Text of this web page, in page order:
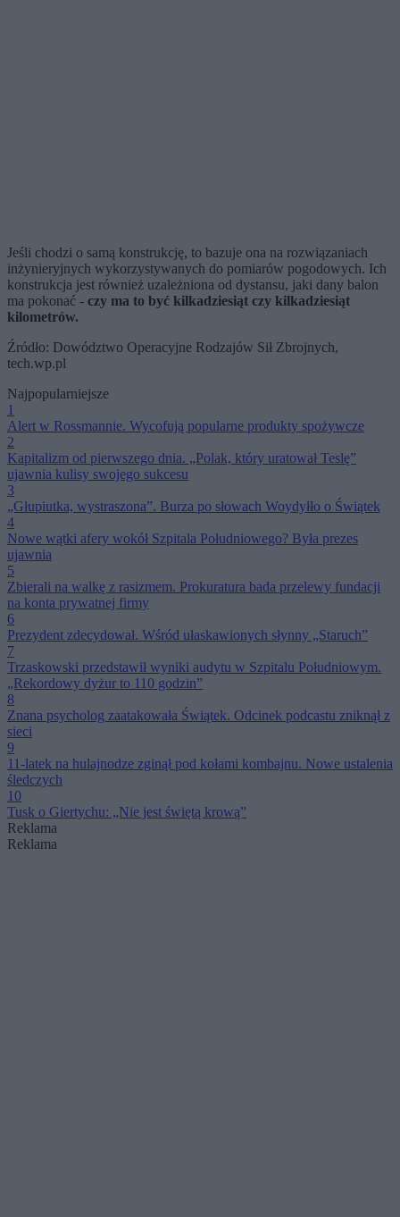
Jeśli chodzi o samą konstrukcję, to bazuje ona na rozwiązaniach
inżynieryjnych wykorzystywanych do pomiarów pogodowych. Ich
konstrukcja jest również uzależniona od dystansu, jaki dany balon
ma pokonać - czy ma to być kilkadziesiąt czy kilkadziesiąt
kilometrów.
Źródło: Dowództwo Operacyjne Rodzajów Sił Zbrojnych,
tech.wp.pl
Najpopularniejsze
1
Alert w Rossmannie. Wycofują popularne produkty spożywcze
2
Kapitalizm od pierwszego dnia. „Polak, który uratował Teslę”
ujawnia kulisy swojego sukcesu
3
„Głupiutka, wystraszona”. Burza po słowach Woydyłło o Świątek
4
Nowe wątki afery wokół Szpitala Południowego? Była prezes
ujawnia
5
Zbierali na walkę z rasizmem. Prokuratura bada przelewy fundacji
na konta prywatnej firmy
6
Prezydent zdecydował. Wśród ułaskawionych słynny „Staruch”
7
Trzaskowski przedstawił wyniki audytu w Szpitalu Południowym.
„Rekordowy dyżur to 110 godzin”
8
Znana psycholog zaatakowała Świątek. Odcinek podcastu zniknął z
sieci
9
11-latek na hulajnodze zginął pod kołami kombajnu. Nowe ustalenia
śledczych
10
Tusk o Giertychu: „Nie jest świętą krową”
Reklama
Reklama